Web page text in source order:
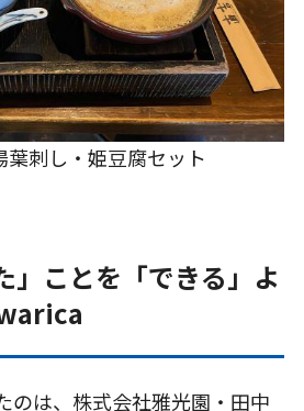
葉刺し・姫豆腐セット
」ことを「できる」よ
のは、株式会社雅光園・田中